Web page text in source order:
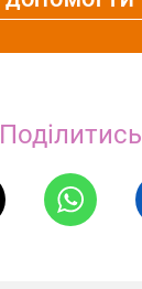
Поділитись